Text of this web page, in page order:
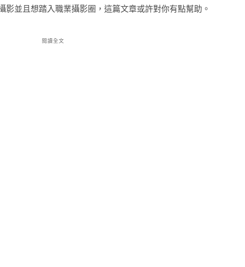
並且想踏入職業攝影圈，這篇文章或許對你有點幫助。
閱讀全文